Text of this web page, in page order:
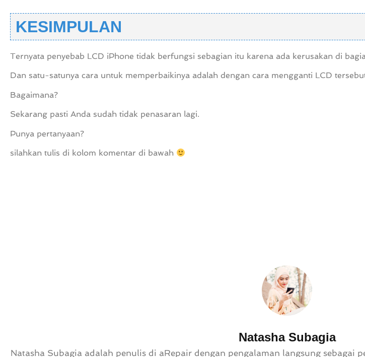
KESIMPULAN
Ternyata penyebab LCD iPhone tidak berfungsi sebagian itu karena ada kerusakan di
Dan satu-satunya cara untuk memperbaikinya adalah dengan cara mengganti LCD
Bagaimana?
Sekarang pasti Anda sudah tidak penasaran lagi.
Punya pertanyaan?
silahkan tulis di kolom komentar di bawah
Natasha Subagia
Natasha Subagia adalah penulis di aRepair dengan pengalaman langsung sebagai